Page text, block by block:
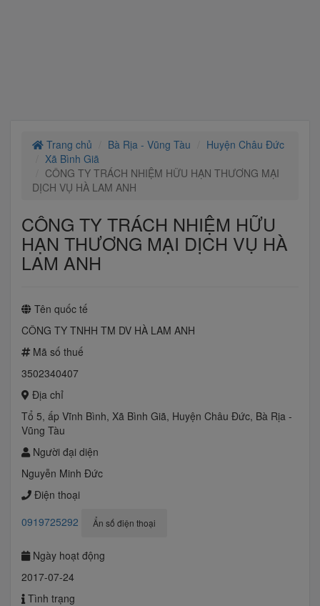
Trang chủ Bà Rịa - Vũng Tàu
Huyện Châu Đức
Xã Bình Giã
CÔNG TY TRÁCH NHIỆM HỮU HẠN THƯƠNG MẠI
DỊCH VỤ HÀ LAM ANH
CÔNG TY TRÁCH NHIỆM HỮU
HẠN THƯƠNG MẠI DỊCH VỤ HÀ
LAM ANH
Tên quốc tế
CÔNG TY TNHH TM DV HÀ LAM ANH
Mã số thuế
3502340407
Địa chỉ
Tổ 5, ấp Vĩnh Bình, Xã Bình Giã, Huyện Châu Đức, Bà Rịa -
Vũng Tàu
Người đại diện
Nguyễn Minh Đức
Điện thoại
0919725292
Ẩn số điện thoại
Ngày hoạt động
2017-07-24
Tình trạng